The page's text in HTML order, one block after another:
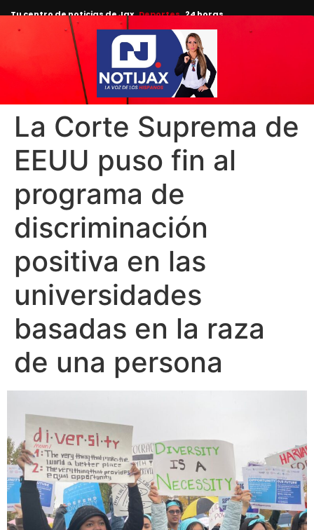
Tu centro de noticias de Jax Deportes 24 horas.
La Corte Suprema de
EEUU puso fin al
programa de
discriminación
positiva en las
universidades
basadas en la raza
de una persona